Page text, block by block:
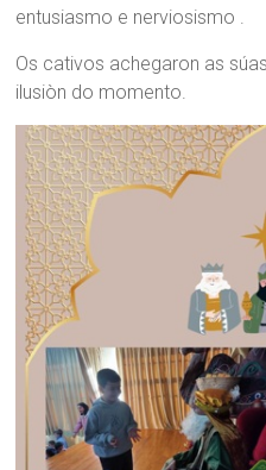
entusiasmo e nerviosismo .
Os cativos achegaron as
ilusiòn do momento.